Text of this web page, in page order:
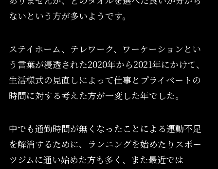
ないという方が多いようです。
ステイホーム、テレワーク、ワーケーションとい
う言葉が浸透された2020年から2021年にかけて、
生活様式の見直しによって仕事とプライベートの
時間に対する考えた方が一変した年でした。
中でも通勤時間が無くなったことによる運動不足
を解消するために、ランニングを始めたりスポー
ツジムに通い始めた方も多く、また最近では